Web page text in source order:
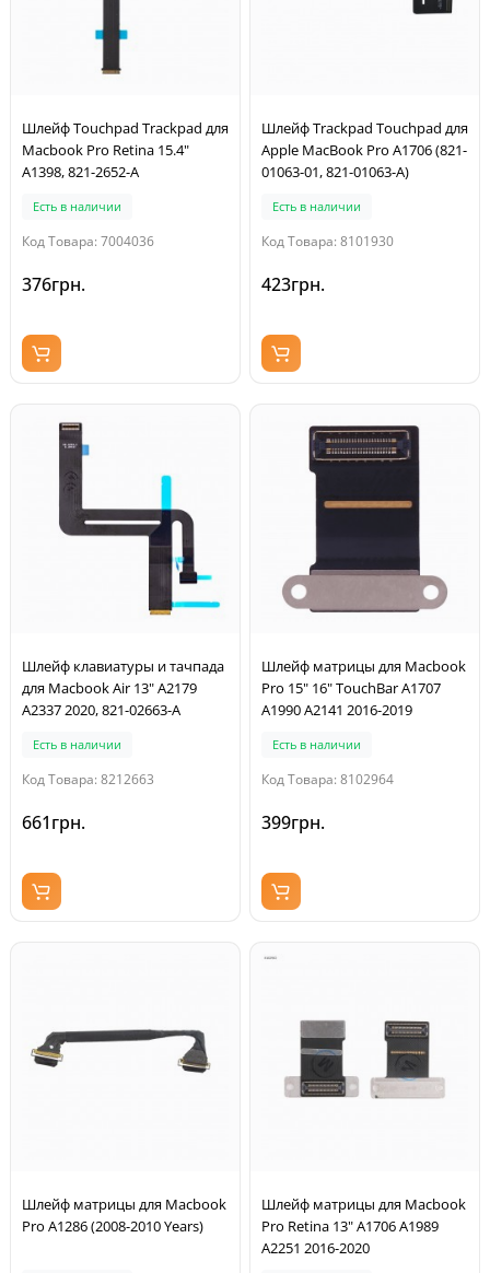
Шлейф Touchpad Trackpad для
Macbook Pro Retina 15.4"
A1398, 821-2652-A
Есть в наличии
Код Товара: 7004036
376грн.
Шлейф Trackpad Touchpad для
Apple MacBook Pro A1706 (821-
01063-01, 821-01063-A)
Есть в наличии
Код Товара: 8101930
423грн.
Шлейф клавиатуры и тачпада
для Macbook Air 13" A2179
A2337 2020, 821-02663-A
Есть в наличии
Код Товара: 8212663
661грн.
Шлейф матрицы для Macbook
Pro 15" 16" TouchBar A1707
A1990 A2141 2016-2019
Есть в наличии
Код Товара: 8102964
399грн.
Шлейф матрицы для Macbook
Pro A1286 (2008-2010 Years)
Шлейф матрицы для Macbook
Pro Retina 13" A1706 A1989
A2251 2016-2020